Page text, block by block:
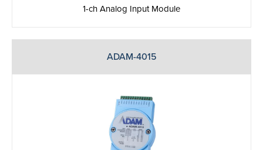
1-ch Analog Input Module
ADAM-4015